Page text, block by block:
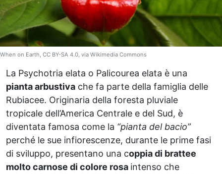
When on Earth, CC BY-SA 4.0, via Wikimedia Commons
La Psychotria elata o Palicourea elata è una
pianta arbustiva che fa parte della famiglia delle
Rubiacee. Originaria della foresta pluviale
tropicale dell’America Centrale e del Sud, è
diventata famosa come la “pianta del bacio”
perché le sue infiorescenze, durante le prime fasi
di sviluppo, presentano una coppia di brattee
molto carnose di colore rosa intenso che